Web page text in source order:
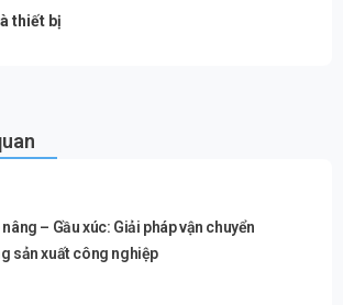
thiết bị
– Gầu xúc: Giải pháp vận chuyển
sản xuất công nghiệp